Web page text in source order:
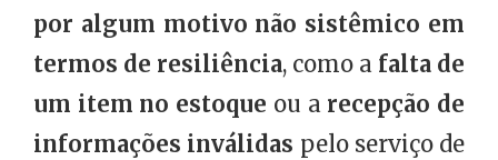
por algum motivo não sistêmico em
termos de resiliência, como a falta de
um item no estoque ou a recepção de
informações inválidas pelo serviço de